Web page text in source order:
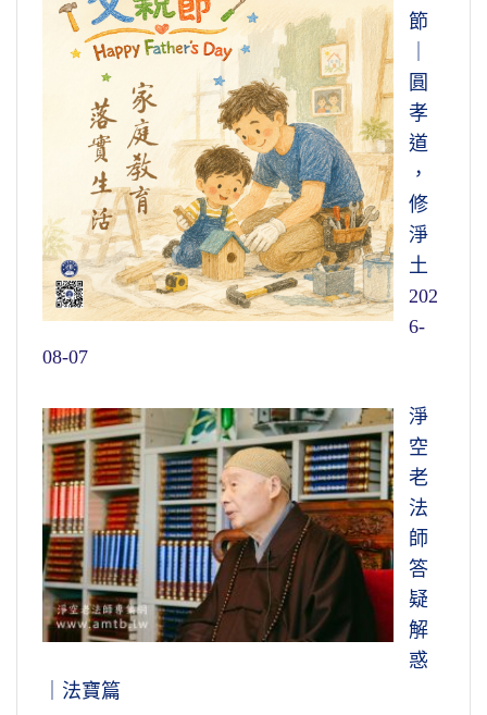
節
圓
孝
道
，
修
淨
土
202
6-
08-07
淨
空
老
法
師
答
疑
解
惑
｜法寶篇